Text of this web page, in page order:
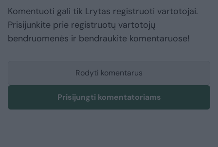
Komentuoti gali tik Lrytas registruoti vartotojai.
Prisijunkite prie registruotų vartotojų
bendruomenės ir bendraukite komentaruose!
Rodyti komentarus
Prisijungti komentatoriams